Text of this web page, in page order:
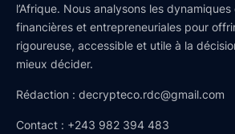
l’Afrique. Nous analysons les
financières et entrepreneuriales pour
rigoureuse, accessible et utile à la
mieux décider.
Rédaction : decrypteco.rdc@gmail.com
Contact : +243 982 394 483